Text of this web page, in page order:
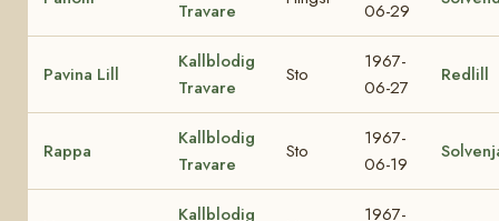
Travare
06-29
Pavina Lill
Kallblodig
Travare
Sto
1967-
06-27
Redlill
Rappa
Kallblodig
Travare
Sto
1967-
06-19
Kallblodig
1967-